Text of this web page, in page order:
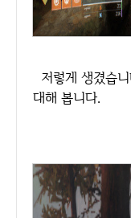
저렇게 생겼습니다. 잘 안보이시는 분들을 위해서 확
대해 봅니다.